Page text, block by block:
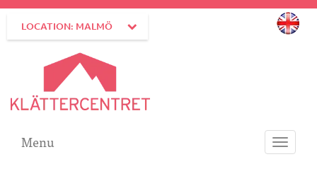
LOCATION: MALMÖ
Toggle
Menu